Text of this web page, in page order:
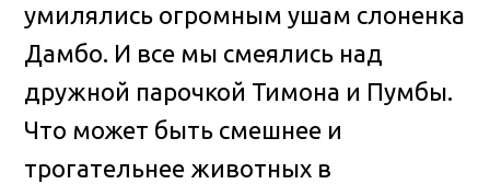
умилялись огромным ушам слоненка
Дамбо. И все мы смеялись над
дружной парочкой Тимона и Пумбы.
Что может быть смешнее и
трогательнее животных в